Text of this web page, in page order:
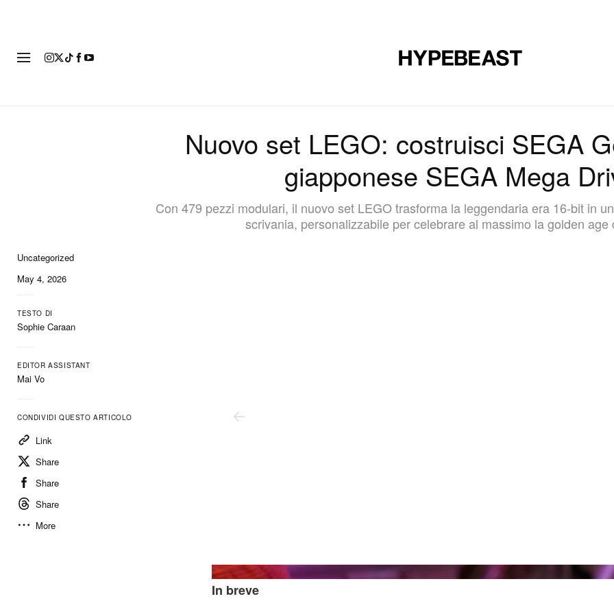
Nuovo set LEGO: costruisci SEGA
giapponese SEGA Mega
Con 479 pezzi modulari, il nuovo set LEGO trasforma la leggendaria era 16‑bit in
scrivania, personalizzabile per celebrare al massimo la golden age
Uncategorized
May 4, 2026
TESTO DI
Sophie Caraan
EDITOR ASSISTANT
Mai Vo
CONDIVIDI QUESTO ARTICOLO
Link
Share
Share
Share
More
Lego
In breve